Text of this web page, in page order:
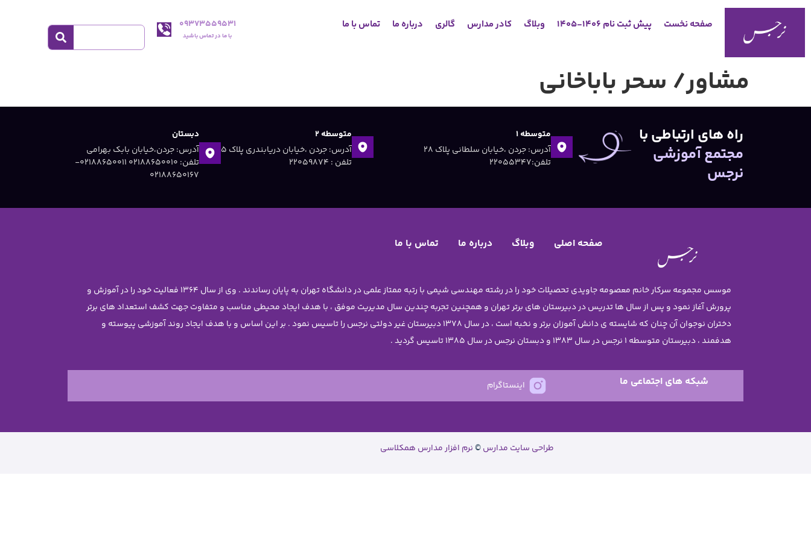
صفحه نخست پیش ثبت نام 1406-1405 وبلاگ کادر مدارس گالری درباره ما تماس با ما 09373559531
با ما در تماس باشید
مشاور/ سحر باباخانی
راه های ارتباطی با
مجتمع آموزشی
نرجس
متوسطه ۱
آدرس: جردن ،خیابان سلطانی پلاک ۲۸
تلفن:۲۲۰۵۵۳۴۷
متوسطه ۲
آدرس: جردن ،خیابان دریابندری پلاک 5
تلفن : ۲۲۰۵۹۸۷۴
دبستان
آدرس: جردن،خیابان بابک بهرامی
تلفن: 02188650010 ۰۲۱۸۸۶۵۰۰۱۱-
۰۲۱۸۸۶۵۰۱۶۷
صفحه اصلی وبلاگ درباره ما تماس با ما
موسس مجموعه سرکار خانم معصومه جاویدی تحصیلات خود را در رشته مهندسی شیمی با رتبه ممتاز علمی در دانشگاه تهران به پایان رساندند . وی از سال 1364 فعالیت خود را در آموزش و
پرورش آغاز نمود و پس از سال ها تدریس در دبیرستان های برتر تهران و همچنین تجربه چندین سال مدیریت موفق ، با هدف ایجاد محیطی مناسب و متفاوت جهت کشف استعداد های برتر
دختران نوجوان آن چنان که شایسته ی دانش آموزان برتر و نخبه است ، در سال 1378 دبیرستان غیر دولتی نرجس را تاسیس نمود . بر این اساس و با هدف ایجاد روند آموزشی پیوسته و
هدفمند ، دبیرستان متوسطه 1 نرجس در سال 1383 و دبستان نرجس در سال 1385 تاسیس گردید .
شبکه های اجتماعی ما اینستاگرام
طراحی سایت مدارس©نرم افزار مدارس همکلاسی